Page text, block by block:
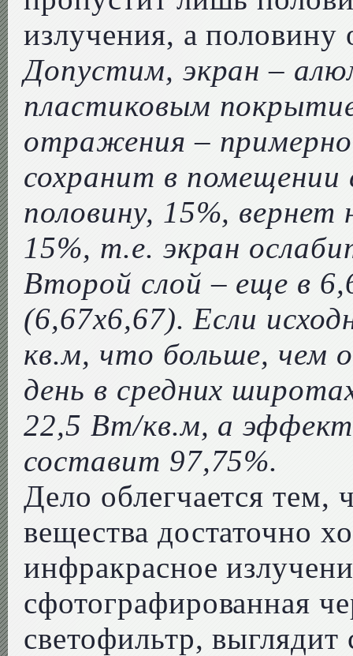
излучения, а половину
Допустим, экран –
пластиковым
отражения –
сохранит в помещении
половину, 15%,
15%, т.е. экран
Второй слой – еще в
(6,67х6,67). Если
кв.м, что больше, чем
день в средних
22,5 Вт/кв.м, а
составит 97,75%.
Дело облегчается тем,
вещества достаточно
инфракрасное
сфотографированная
светофильтр, выглядит